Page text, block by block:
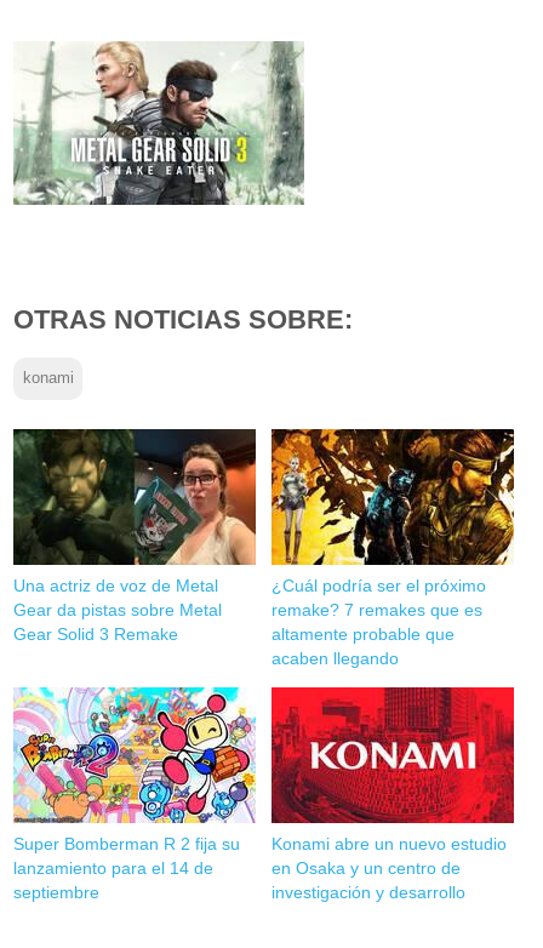
OTRAS NOTICIAS SOBRE:
konami
Una actriz de voz de Metal
Gear da pistas sobre Metal
Gear Solid 3 Remake
¿Cuál podría ser el próximo
remake? 7 remakes que es
altamente probable que
acaben llegando
Super Bomberman R 2 fija su
lanzamiento para el 14 de
septiembre
Konami abre un nuevo estudio
en Osaka y un centro de
investigación y desarrollo